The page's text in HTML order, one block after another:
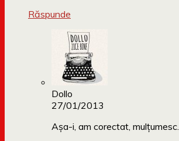
Răspunde
Dollo
27/01/2013
Așa-i, am corectat, mulțumesc.